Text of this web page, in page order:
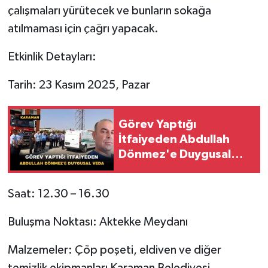
çalışmaları yürütecek ve bunların sokağa
atılmaması için çağrı yapacak.
Etkinlik Detayları:
Tarih: 23 Kasım 2025, Pazar
Görev Yaptığı
İtfaiyeden Abdullah
Dönmez'e Duygusal
Saat: 12.30 – 16.30
Buluşma Noktası: Aktekke Meydanı
Malzemeler: Çöp poşeti, eldiven ve diğer